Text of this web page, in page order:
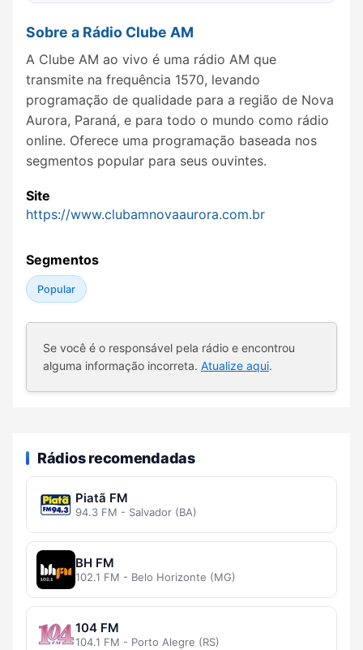
Sobre a Rádio Clube AM
A Clube AM ao vivo é uma rádio AM que
transmite na frequência 1570, levando
programação de qualidade para a região de Nova
Aurora, Paraná, e para todo o mundo como rádio
online. Oferece uma programação baseada nos
segmentos popular para seus ouvintes.
Site
https://www.clubamnovaaurora.com.br
Segmentos
Popular
Se você é o responsável pela rádio e encontrou
alguma informação incorreta. Atualize aqui.
Rádios recomendadas
Piatã FM
94.3 FM - Salvador (BA)
BH FM
102.1 FM - Belo Horizonte (MG)
104 FM
104.1 FM - Porto Alegre (RS)